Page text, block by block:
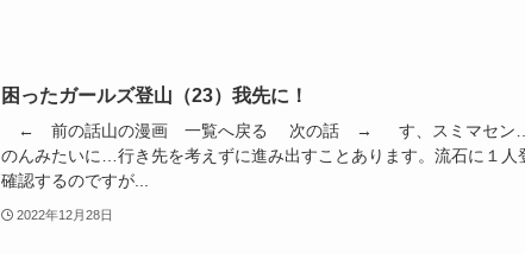
困ったガールズ登山（23）我先に！
← 前の話山の漫画 一覧へ戻る 次の話 → す、スミマセン…
のんみたいに…行き先を考えずに進み出すことあります。流石に１人
確認するのですが...
2022年12月28日